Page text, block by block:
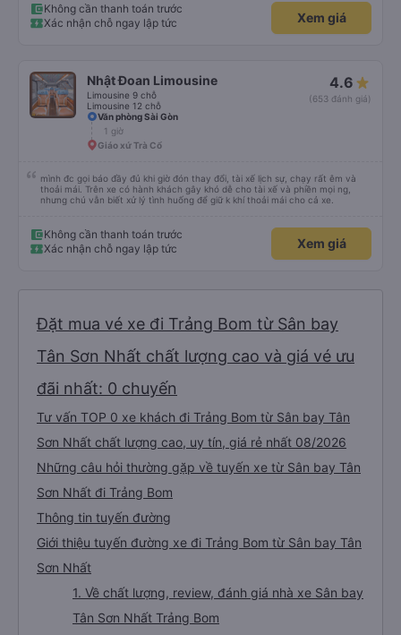
sạch, thoải mái không mùi nhiều.
Không cần thanh toán trước
Xác nhận chỗ ngay lập tức
Xem giá
Nhật Đoan Limousine
Limousine 9 chỗ
Limousine 12 chỗ
4.6
(653 đánh giá)
Văn phòng Sài Gòn
1 giờ
Giáo xứ Trà Cổ
mình đc gọi báo đầy đủ khi giờ đón thay đổi, tài xế lịch sự, chạy rất êm và
thoải mái. Trên xe có hành khách gây khó dễ cho tài xế và phiền mọi ng,
nhưng chú vẫn biết xử lý tình huống để giữ k khí thoải mái cho cả xe.
Không cần thanh toán trước
Xác nhận chỗ ngay lập tức
Xem giá
Đặt mua vé xe đi Trảng Bom từ Sân bay
Tân Sơn Nhất chất lượng cao và giá vé ưu
đãi nhất: 0 chuyến
Tư vấn TOP 0 xe khách đi Trảng Bom từ Sân bay Tân
Sơn Nhất chất lượng cao, uy tín, giá rẻ nhất 08/2026
Những câu hỏi thường gặp về tuyến xe từ Sân bay Tân
Sơn Nhất đi Trảng Bom
Thông tin tuyến đường
Giới thiệu tuyến đường xe đi Trảng Bom từ Sân bay Tân
Sơn Nhất
1. Về chất lượng, review, đánh giá nhà xe Sân bay
Tân Sơn Nhất Trảng Bom